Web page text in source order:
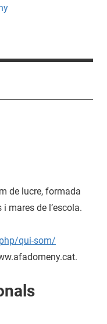
de lucre, formada
mares de l’escola.
qui-som/